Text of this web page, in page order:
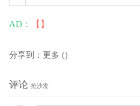
AD： 【】
分享到： 更多 ()
评论 抢沙发